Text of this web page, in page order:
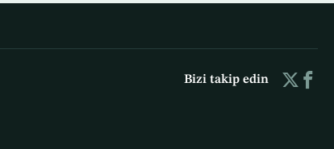
Bizi takip edin